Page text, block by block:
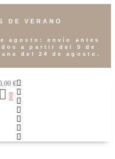
DE VERANO
agosto: envío antes
a partir del 5 de
del 24 de agosto.
€
0